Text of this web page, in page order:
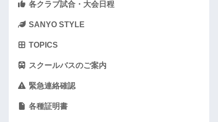
各クラブ試合・大会日程
SANYO STYLE
TOPICS
スクールバスのご案内
緊急連絡確認
各種証明書